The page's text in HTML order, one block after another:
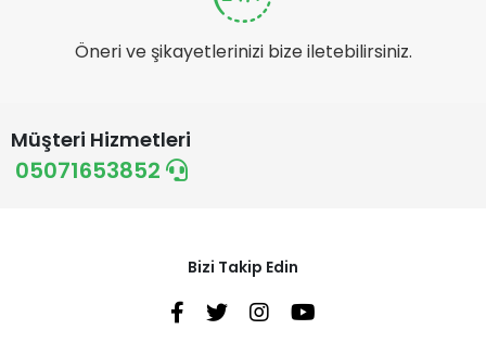
Öneri ve şikayetlerinizi bize iletebilirsiniz.
Müşteri Hizmetleri
05071653852
Bizi Takip Edin